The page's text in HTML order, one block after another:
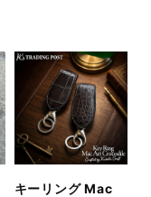
キーリング Mac